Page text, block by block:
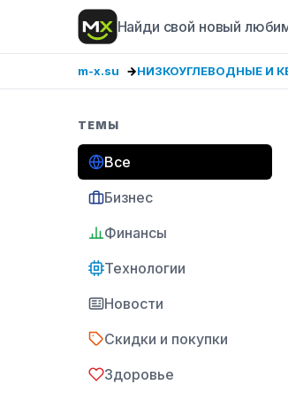
Найди свой новый
m-x.su НИЗКОУГЛЕВОДНЫЕ И
ТЕМЫ
Все
Бизнес
Финансы
Технологии
Новости
Скидки и покупки
Здоровье